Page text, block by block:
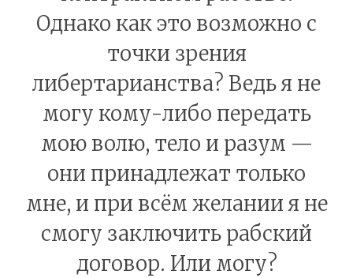
Однако как это возможно с
точки зрения
либертарианства? Ведь я не
могу кому-либо передать
мою волю, тело и разум —
они принадлежат только
мне, и при всём желании я не
смогу заключить рабский
договор. Или могу?